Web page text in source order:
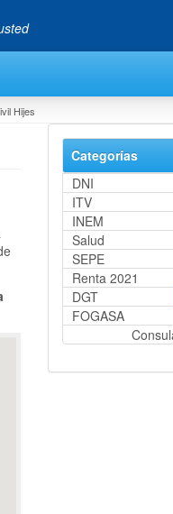
Hijes
Categorías
DNI
ITV
INEM
Salud
SEPE
Renta 2021
DGT
FOGASA